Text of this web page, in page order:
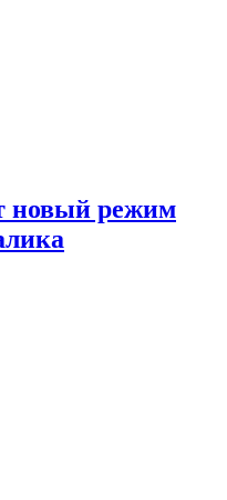
новый режим